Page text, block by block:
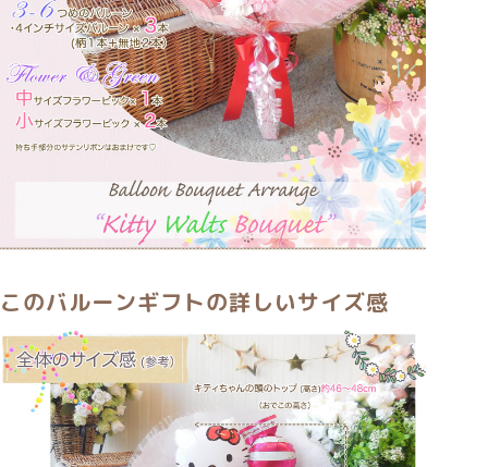
このバルーンギフトの詳しいサイズ感